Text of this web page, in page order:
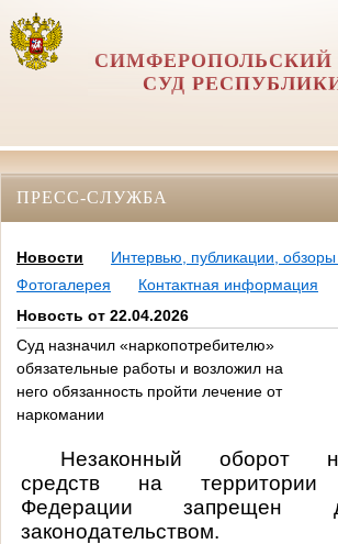
СУД
ПРЕСС-СЛУЖБА
Новости
Интервью, публикации,
Фотогалерея
Контактная информация
Новость от 22.04.2026
Суд назначил «наркопотребителю»
обязательные работы и возложил на
него обязанность пройти лечение от
наркомании
Незаконный оборот
средств на территории
Федерации запрещен
законодательством.